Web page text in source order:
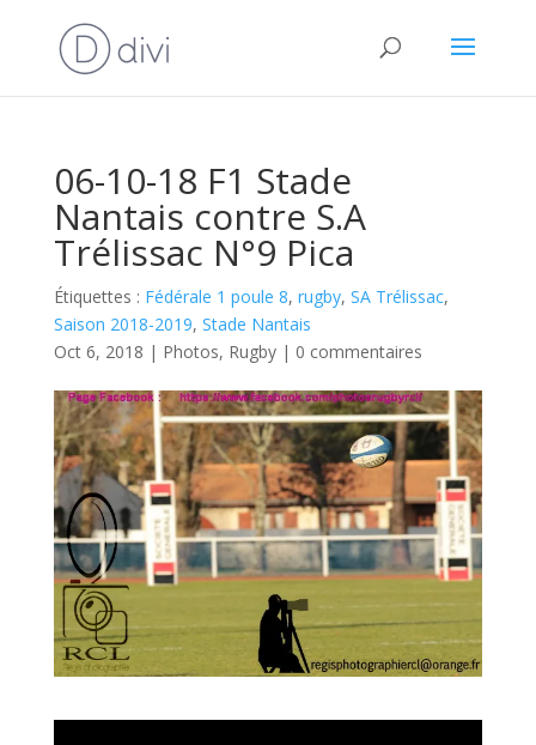
06-10-18 F1 Stade
Nantais contre S.A
Trélissac N°9 Pica
Étiquettes : Fédérale 1 poule 8, rugby, SA Trélissac,
Saison 2018-2019, Stade Nantais
Oct 6, 2018 | Photos, Rugby| 0 commentaires